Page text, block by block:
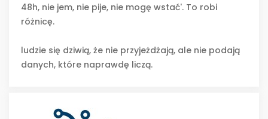
48h, nie jem, nie pije, nie mogę wstać'. To robi
różnicę.
ludzie się dziwią, że nie przyjeżdżają, ale nie podają
danych, które naprawdę liczą.